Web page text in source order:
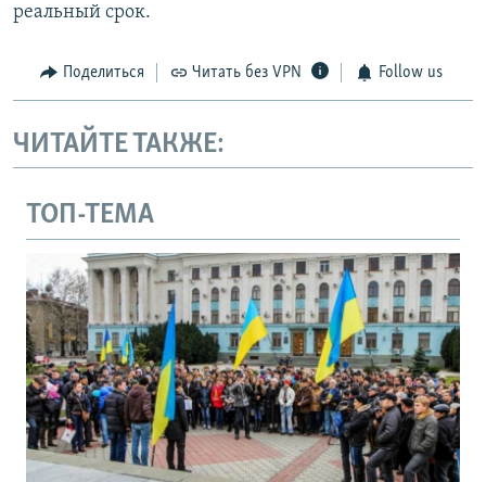
реальный срок.
Поделиться Читать без VPN Follow us
ЧИТАЙТЕ ТАКЖЕ:
ТОП-ТЕМА